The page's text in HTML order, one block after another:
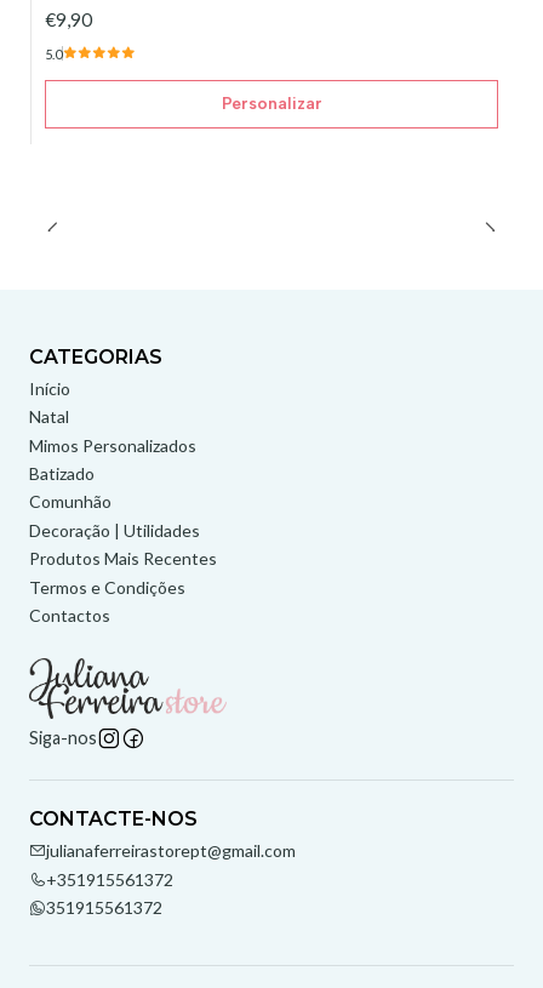
€9,90
5.0
Personalizar
CATEGORIAS
Início
Natal
Mimos Personalizados
Batizado
Comunhão
Decoração | Utilidades
Produtos Mais Recentes
Termos e Condições
Contactos
Siga-nos
CONTACTE-NOS
julianaferreirastorept@gmail.com
+351915561372
351915561372